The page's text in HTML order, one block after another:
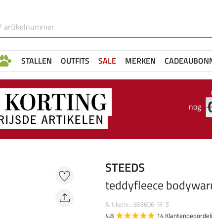
STALLEN OUTFITS SALE MERKEN
nog
STEEDS
teddyfleece
Artikelnr.: 653606-M-S
4.8
14